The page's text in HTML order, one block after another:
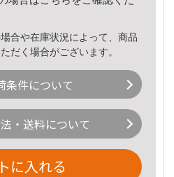
合や在庫状況によって、商品
だく場合がございます。
条件について
・送料について
に入れる